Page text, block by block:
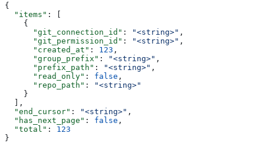
{
  "items"
: [
    {
      "git_connection_id"
: "<string>" ,
      "git_permission_id"
: "<string>" ,
      "created_at"
: 123 ,
      "group_prefix"
: "<string>" ,
      "prefix_path"
: "<string>" ,
      "read_only"
: false ,
      "repo_path"
:
"<string>"
    }
  ],
  "end_cursor"
: "<string>" ,
  "has_next_page"
: false ,
  "total"
: 123
}